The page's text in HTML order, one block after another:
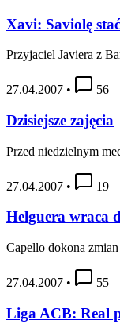
Xavi: Saviolę
Przyjaciel Javiera z
27.04.2007 • 56
Dzisiejsze zajęcia
Przed niedzielnym
27.04.2007 • 19
Helguera wraca
Capello dokona
27.04.2007 • 55
Liga ACB: Real